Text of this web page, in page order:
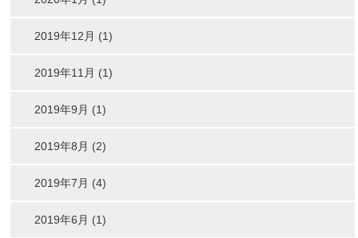
2019年12月 (1)
2019年11月 (1)
2019年9月 (1)
2019年8月 (2)
2019年7月 (4)
2019年6月 (1)